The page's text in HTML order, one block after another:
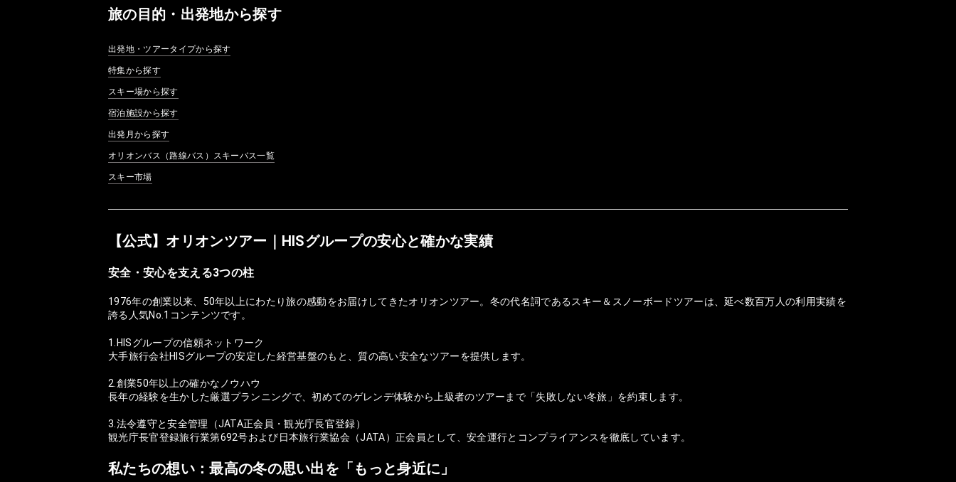
旅の目的・出発地から探す
出発地・ツアータイプから探す
特集から探す
スキー場から探す
宿泊施設から探す
出発月から探す
オリオンバス（路線バス）スキーバス一覧
スキー市場
【公式】オリオンツアー｜HISグループの安心と確かな実績
安全・安心を支える3つの柱
1976年の創業以来、50年以上にわたり旅の感動をお届けしてきたオリオンツアー。冬の代名詞であるスキー＆スノーボードツアーは、延べ数百万人の利用実績を
誇る人気No.1コンテンツです。
1.HISグループの信頼ネットワーク
大手旅行会社HISグループの安定した経営基盤のもと、質の高い安全なツアーを提供します。
2.創業50年以上の確かなノウハウ
長年の経験を生かした厳選プランニングで、初めてのゲレンデ体験から上級者のツアーまで「失敗しない冬旅」を約束します。
3.法令遵守と安全管理（JATA正会員・観光庁長官登録）
観光庁長官登録旅行業第692号および日本旅行業協会（JATA）正会員として、安全運行とコンプライアンスを徹底しています。
私たちの想い：最高の冬の思い出を「もっと身近に」